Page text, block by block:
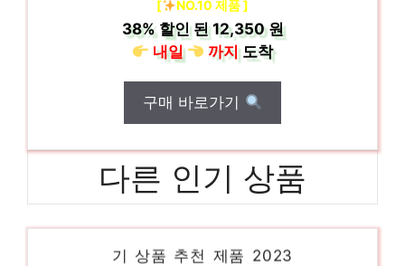
[ NO.10 제품 ]
38%할인 된12,350 원
내일
까지도착
구매 바로가기
다른 인기 상품
기 상품 추천 제품 2023